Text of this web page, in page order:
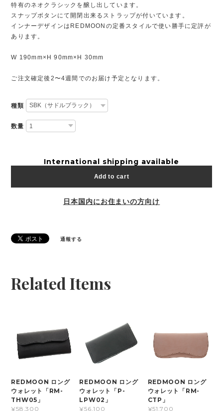
特有のネオクラシックを醸し出しています。
スナップボタンにて開閉出来るストラップが付いています。
インナーデザインはREDMOONの定番スタイルで使い勝手に定評が
あります。
W 190mm×H 90mm×H 30mm
ご注文確定後2〜4週間でのお届け予定となります。
種類
数量
International shipping available
Add to cart
日本国内にお住まいの方向け
通報する
Related Items
REDMOON ロング
ウォレット「RM-
THW05」
¥58,300
REDMOON ロング
ウォレット「P-
LPW02」
¥56,100
REDMOON ロング
ウォレット「RM-
CTP」
¥51,700